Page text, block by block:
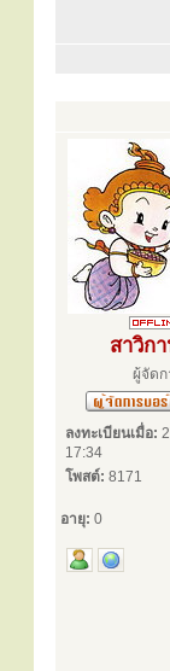
สาวิก
ผู้จัดก
ลงทะเบียนเมื่อ:
17:34
โพสต์: 8171
อายุ: 0